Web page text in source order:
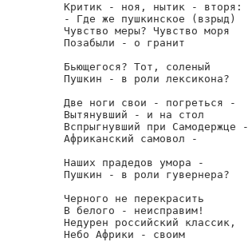
Критик - ноя, нытик - вторя:
- Где же пушкинское (взрыд)
Чувство меры? Чувство моря
Позабыли - о гранит
Бьющегося? Тот, соленый
Пушкин - в роли лексикона?
Две ноги свои - погреться -
Вытянувший - и на стол
Вспрыгнувший при Самодержце -
Африканский самовол -
Наших прадедов умора -
Пушкин - в роли гувернера?
Черного не перекрасить
В белого - неисправим!
Недурен российский классик,
Небо Африки - своим